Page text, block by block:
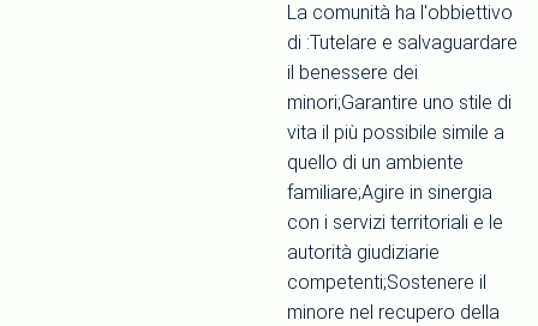
La comunità ha l'obbiettivo
di :Tutelare e salvaguardare
il benessere dei
minori;Garantire uno stile di
vita il più possibile simile a
quello di un ambiente
familiare;Agire in sinergia
con i servizi territoriali e le
autorità giudiziarie
competenti;Sostenere il
minore nel recupero della